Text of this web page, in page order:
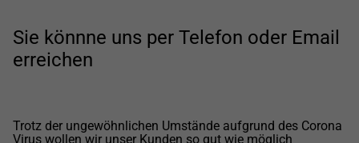
Sie könnne uns per Telefon oder Email
erreichen
Trotz der ungewöhnlichen Umstände aufgrund des Corona
Virus wollen wir unser Kunden so gut wie möglich